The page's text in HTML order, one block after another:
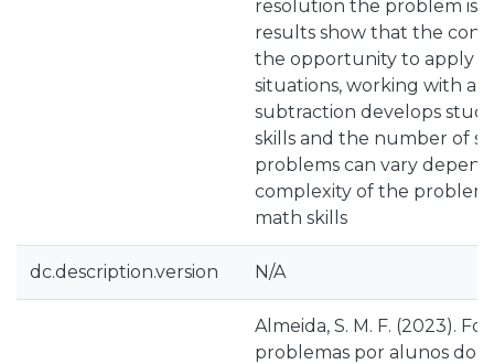
resolution the problem is
results show that the
the opportunity to apply
situations, working with
subtraction develops
skills and the number of
problems can vary
complexity of the
math skills
dc.description.version N/A
Almeida, S. M. F. (2023).
problemas por alunos do